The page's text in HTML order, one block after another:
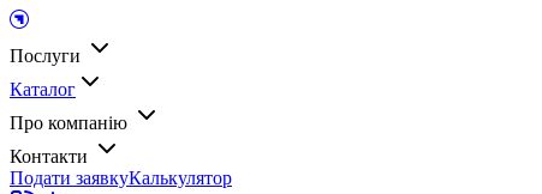
Послуги
Каталог
Про компанію
Контакти
Подати заявкуКалькулятор